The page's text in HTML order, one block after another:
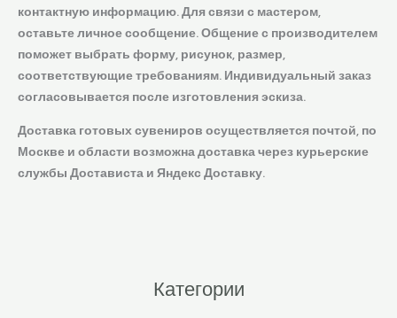
контактную информацию. Для связи с мастером,
оставьте личное сообщение. Общение с производителем
поможет выбрать форму, рисунок, размер,
соответствующие требованиям. Индивидуальный заказ
согласовывается после изготовления эскиза.
Доставка готовых сувениров осуществляется почтой, по
Москве и области возможна доставка через курьерские
службы Достависта и Яндекс Доставку.
Категории